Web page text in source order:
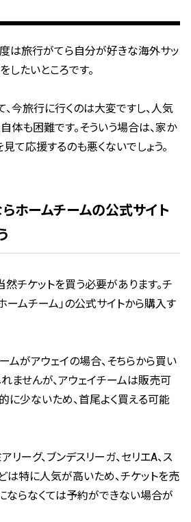
は旅行がてら自分が好きな海外サッ
したいところです。
、今旅行に行くのは大変ですし、人気
体も困難です。そういう場合は、家か
て応援するのも悪くないでしょう。
ホームチームの公式サイト
チケットを買う必要があります。チ
ームチーム」の公式サイトから購入す
ムがアウェイの場合、そちらから買い
ませんが、アウェイチームは販売可
に少ないため、首尾よく買える可能
リーグ、ブンデスリーガ、セリエA、ス
は特に人気が高いため、チケットを売
ならなくては予約ができない場合が